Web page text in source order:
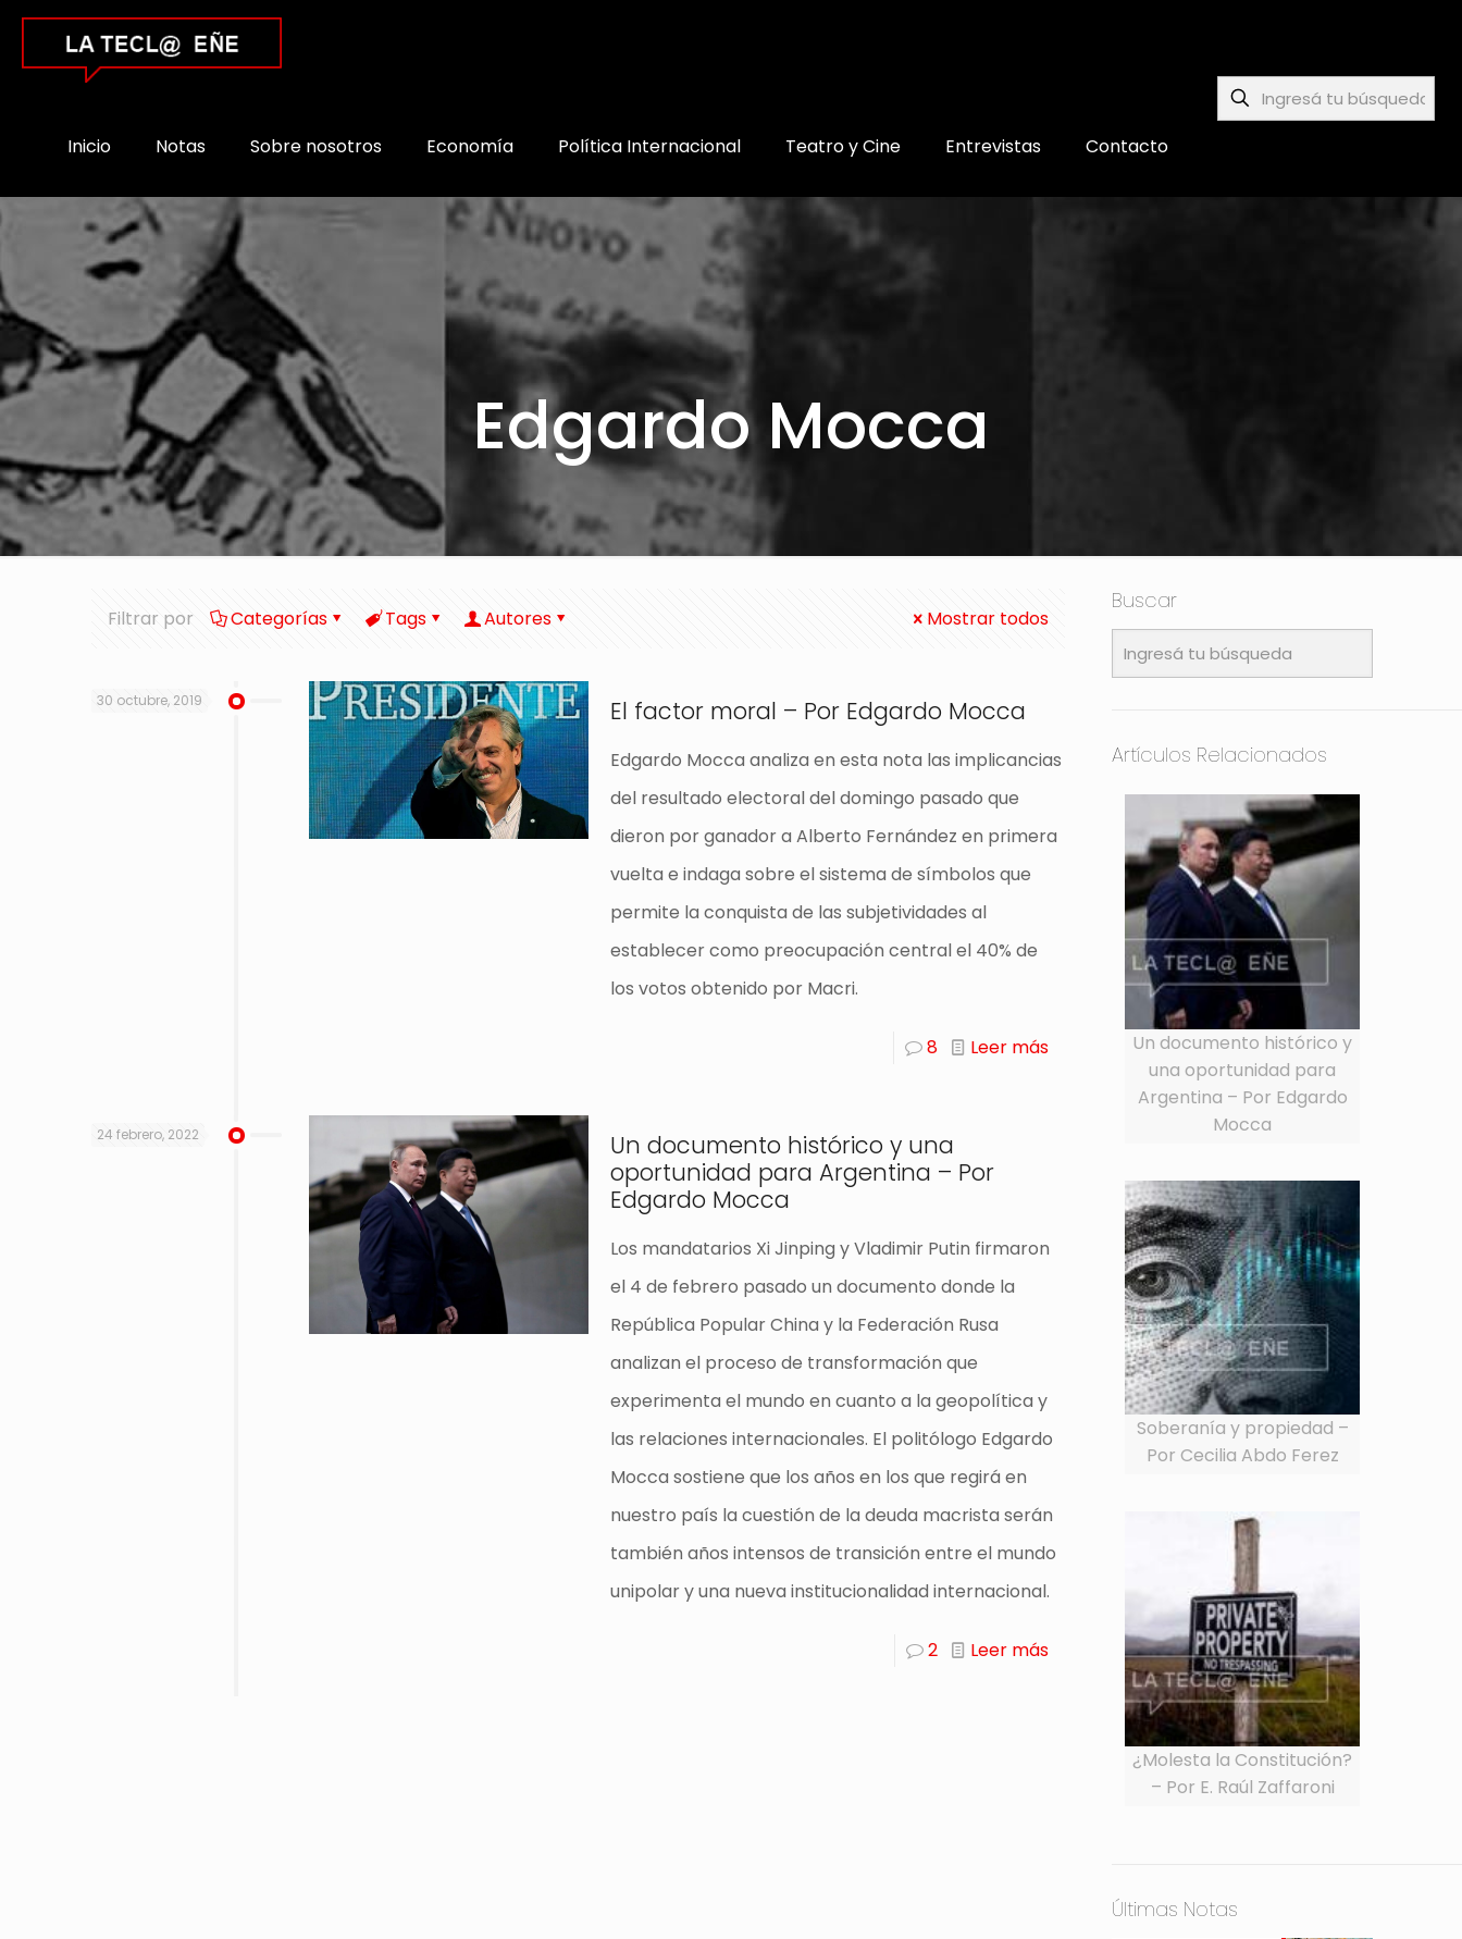
Inicio Notas Sobre nosotros Economía Política Internacional Teatro y Cine Entrevistas Contacto
Edgardo Mocca
Filtrar por Categorías Tags Autores Mostrar todos
30 octubre, 2019 El factor moral – Por Edgardo Mocca
Edgardo Mocca analiza en esta nota las implicancias
del resultado electoral del domingo pasado que
dieron por ganador a Alberto Fernández en primera
vuelta e indaga sobre el sistema de símbolos que
permite la conquista de las subjetividades al
establecer como preocupación central el 40% de
los votos obtenido por Macri.
8 Leer más
24 febrero, 2022
Un documento histórico y una
oportunidad para Argentina – Por
Edgardo Mocca
Los mandatarios Xi Jinping y Vladimir Putin firmaron
el 4 de febrero pasado un documento donde la
República Popular China y la Federación Rusa
analizan el proceso de transformación que
experimenta el mundo en cuanto a la geopolítica y
las relaciones internacionales. El politólogo Edgardo
Mocca sostiene que los años en los que regirá en
nuestro país la cuestión de la deuda macrista serán
también años intensos de transición entre el mundo
unipolar y una nueva institucionalidad internacional.
2 Leer más
Buscar
Artículos Relacionados
Un documento histórico y
una oportunidad para
Argentina – Por Edgardo
Mocca
Soberanía y propiedad –
Por Cecilia Abdo Ferez
¿Molesta la Constitución?
– Por E. Raúl Zaffaroni
Últimas Notas